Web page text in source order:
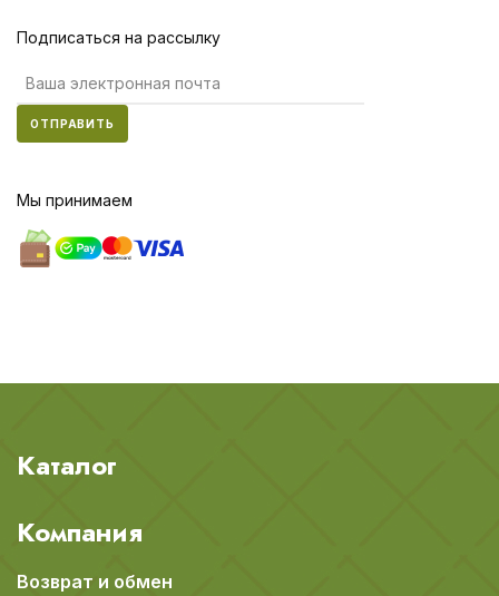
Подписаться на рассылку
ОТПРАВИТЬ
Мы принимаем
Каталог
Компания
Возврат и обмен